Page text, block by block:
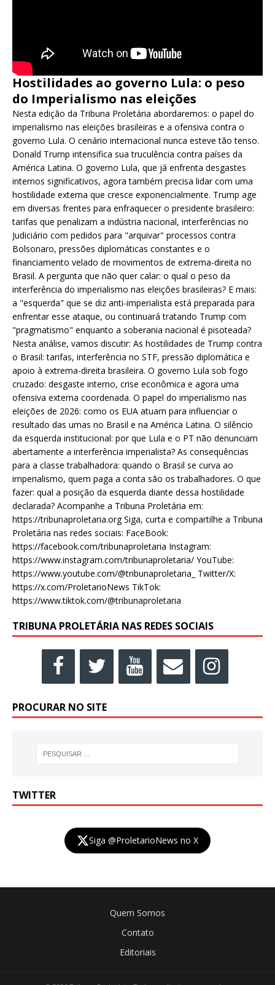
Hostilidades ao governo Lula: o peso
do Imperialismo nas eleições
Nesta edição da Tribuna Proletária abordaremos: o papel do
imperialismo nas eleições brasileiras e a ofensiva contra o
governo Lula. O cenário internacional nunca esteve tão tenso.
Donald Trump intensifica sua truculência contra países da
América Latina. O governo Lula, que já enfrenta desgastes
internos significativos, agora também precisa lidar com uma
hostilidade externa que cresce exponencialmente. Trump age
em diversas frentes para enfraquecer o presidente brasileiro:
tarifas que penalizam a indústria nacional, interferências no
Judiciário com pedidos para "arquivar" processos contra
Bolsonaro, pressões diplomáticas constantes e o
financiamento velado de movimentos de extrema-direita no
Brasil. A pergunta que não quer calar: o qual o peso da
interferência do imperialismo nas eleições brasileiras? E mais:
a "esquerda" que se diz anti-imperialista está preparada para
enfrentar esse ataque, ou continuará tratando Trump com
"pragmatismo" enquanto a soberania nacional é pisoteada?
Nesta análise, vamos discutir: As hostilidades de Trump contra
o Brasil: tarifas, interferência no STF, pressão diplomática e
apoio à extrema-direita brasileira. O governo Lula sob fogo
cruzado: desgaste interno, crise econômica e agora uma
ofensiva externa coordenada. O papel do imperialismo nas
eleições de 2026: como os EUA atuam para influenciar o
resultado das urnas no Brasil e na América Latina. O silêncio
da esquerda institucional: por que Lula e o PT não denunciam
abertamente a interferência imperialista? As consequências
para a classe trabalhadora: quando o Brasil se curva ao
imperialismo, quem paga a conta são os trabalhadores. O que
fazer: qual a posição da esquerda diante dessa hostilidade
declarada? Acompanhe a Tribuna Proletária em:
https://tribunaproletaria.org Siga, curta e compartilhe a Tribuna
Proletária nas redes sociais: FaceBook:
https://facebook.com/tribunaproletaria Instagram:
https://www.instagram.com/tribunaproletaria/ YouTube:
https://www.youtube.com/@tribunaproletaria_ Twitter/X:
https://x.com/ProletarioNews TikTok:
https://www.tiktok.com/@tribunaproletaria
TRIBUNA PROLETÁRIA NAS REDES SOCIAIS
PROCURAR NO SITE
TWITTER
Siga @ProletarioNews no X
Quem Somos
Contato
Editoriais